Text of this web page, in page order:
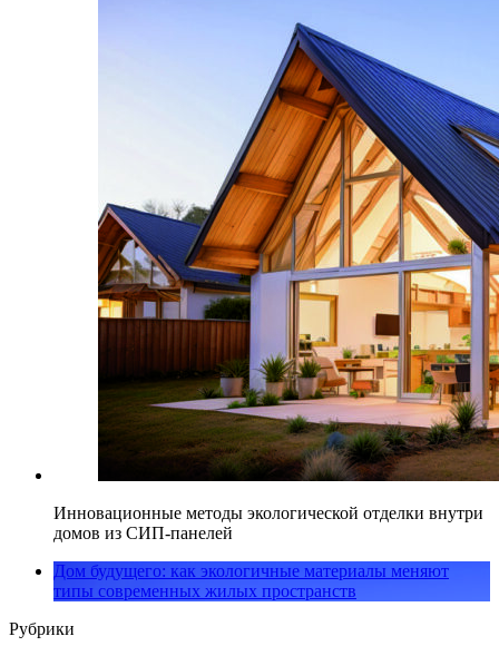
Инновационные методы экологической отделки внутри
домов из СИП-панелей
Дом будущего: как экологичные материалы меняют
типы современных жилых пространств
Рубрики